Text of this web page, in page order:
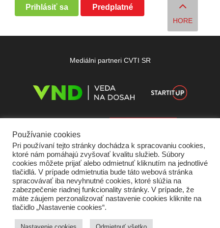
Prihlásiť sa Predplatné
HORE
Mediálni partneri CVTI SR
Domov O nás Kontakt Vydavateľ
Podmienky používania
Ochrana súkromia Štatút súťaží
Používanie cookies
Pri používaní tejto stránky dochádza k spracovaniu cookies,
ktoré nám pomáhajú zvyšovať kvalitu služieb. Súbory
cookies môžete prijať alebo odmietnuť kliknutím na jednotlivé
tlačidlá. V prípade odmietnutia bude táto webová stránka
spracovávať iba nevyhnutné cookies, ktoré slúžia na
zabezpečenie riadnej funkcionality stránky. V prípade, že
máte záujem perzonalizovať nastavenie cookies kliknite na
tlačidlo „Nastavenie cookies“.